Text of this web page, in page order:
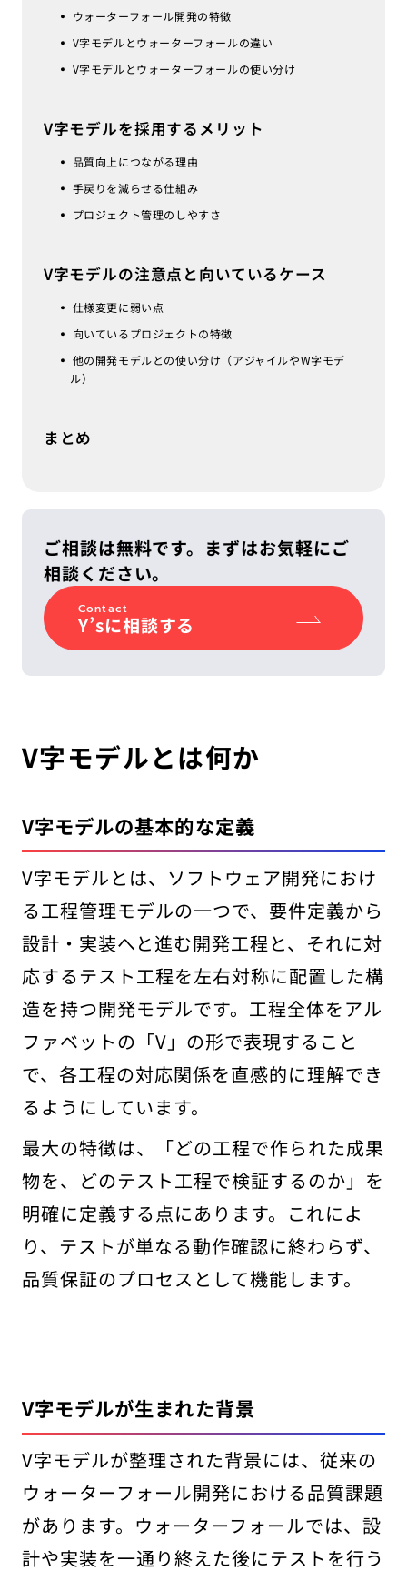
ウォーターフォール開発の特徴
V字モデルとウォーターフォールの違い
V字モデルとウォーターフォールの使い分け
V字モデルを採用するメリット
品質向上につながる理由
手戻りを減らせる仕組み
プロジェクト管理のしやすさ
V字モデルの注意点と向いているケース
仕様変更に弱い点
向いているプロジェクトの特徴
他の開発モデルとの使い分け（アジャイルやW字モデ
ル）
まとめ
ご相談は無料です。まずはお気軽にご
相談ください。
Contact
Y’sに相談する
V字モデルとは何か
V字モデルの基本的な定義
V字モデルとは、ソフトウェア開発におけ
る工程管理モデルの一つで、要件定義から
設計・実装へと進む開発工程と、それに対
応するテスト工程を左右対称に配置した構
造を持つ開発モデルです。工程全体をアル
ファベットの「V」の形で表現すること
で、各工程の対応関係を直感的に理解でき
るようにしています。
最大の特徴は、「どの工程で作られた成果
物を、どのテスト工程で検証するのか」を
明確に定義する点にあります。これによ
り、テストが単なる動作確認に終わらず、
品質保証のプロセスとして機能します。
V字モデルが生まれた背景
V字モデルが整理された背景には、従来の
ウォーターフォール開発における品質課題
があります。ウォーターフォールでは、設
計や実装を一通り終えた後にテストを行う